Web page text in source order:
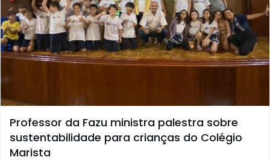
Professor da Fazu ministra palestra sobre
sustentabilidade para crianças do Colégio
Marista